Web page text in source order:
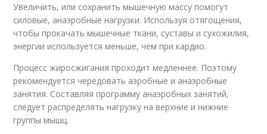
Увеличить, или сохранить мышечную массу помогут
силовые, анаэробные нагрузки. Используя отягощения,
чтобы прокачать мышечные ткани, суставы и сухожилия,
энергии используется меньше, чем при кардио.
Процесс жиросжигания проходит медленнее. Поэтому
рекомендуется чередовать аэробные и анаэробные
занятия. Составляя программу анаэробных занятий,
следует распределять нагрузку на верхние и нижние
группы мышц.